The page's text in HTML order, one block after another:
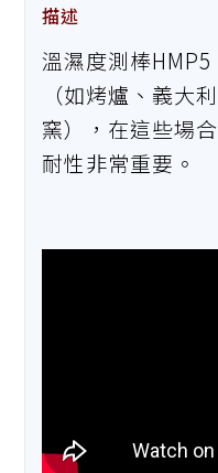
描述
溫濕度測棒
（如烤爐、義大
窯），在這些場
耐性非常重要。